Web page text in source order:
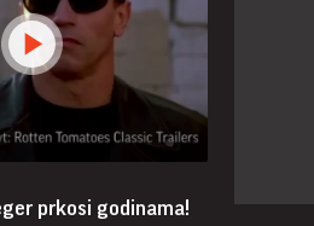
prkosi godinama!